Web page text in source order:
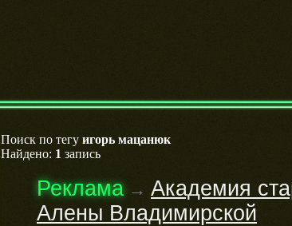
Поиск по тегу игорь мацанюк
Найдено: 1 запись
Реклама→ Академия
Алены Владимирской